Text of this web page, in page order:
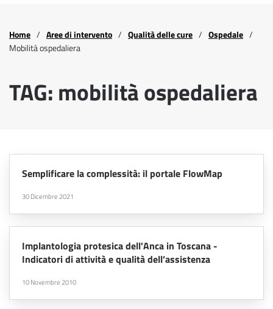
Home Aree di intervento Qualità delle cure
Ospedale
Mobilità ospedaliera
TAG: mobilità ospedaliera
Semplificare la complessità: il portale FlowMap
30 Dicembre 2021
Implantologia protesica dell'Anca in Toscana -
Indicatori di attività e qualità dell’assistenza
10 Novembre 2010